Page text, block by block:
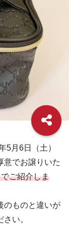
5月6日（土）
意でお譲りいた
ご紹介しま
のものと違いが
い。